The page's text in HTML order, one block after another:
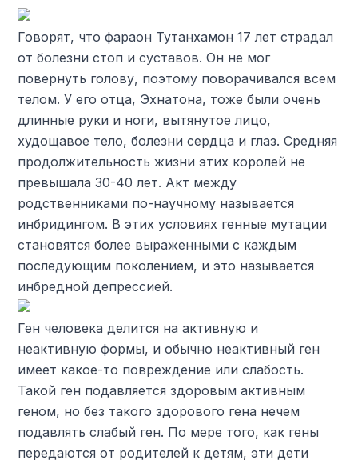
Говорят, что фараон Тутанхамон 17 лет страдал
от болезни стоп и суставов. Он не мог
повернуть голову, поэтому поворачивался всем
телом. У его отца, Эхнатона, тоже были очень
длинные руки и ноги, вытянутое лицо,
худощавое тело, болезни сердца и глаз. Средняя
продолжительность жизни этих королей не
превышала 30-40 лет. Акт между
родственниками по-научному называется
инбридингом. В этих условиях генные мутации
становятся более выраженными с каждым
последующим поколением, и это называется
инбредной депрессией.
Ген человека делится на активную и
неактивную формы, и обычно неактивный ген
имеет какое-то повреждение или слабость.
Такой ген подавляется здоровым активным
геном, но без такого здорового гена нечем
подавлять слабый ген. По мере того, как гены
передаются от родителей к детям, эти дети